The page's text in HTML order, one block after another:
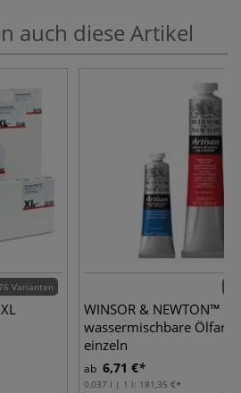
auch diese Artikel
Varianten
WINSOR & NEWTON™
wassermischbare
einzeln
ab 6,71 €
0,037 l | 1 l: 181,35 €